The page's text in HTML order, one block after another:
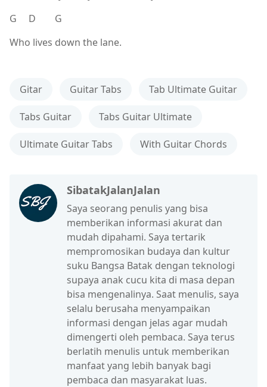
G D G
Who lives down the lane.
Gitar Guitar Tabs Tab Ultimate Guitar
Tabs Guitar Tabs Guitar Ultimate
Ultimate Guitar Tabs With Guitar Chords
SibatakJalanJalan
Saya seorang penulis yang bisa
memberikan informasi akurat dan
mudah dipahami. Saya tertarik
mempromosikan budaya dan kultur
suku Bangsa Batak dengan teknologi
supaya anak cucu kita di masa depan
bisa mengenalinya. Saat menulis, saya
selalu berusaha menyampaikan
informasi dengan jelas agar mudah
dimengerti oleh pembaca. Saya terus
berlatih menulis untuk memberikan
manfaat yang lebih banyak bagi
pembaca dan masyarakat luas.